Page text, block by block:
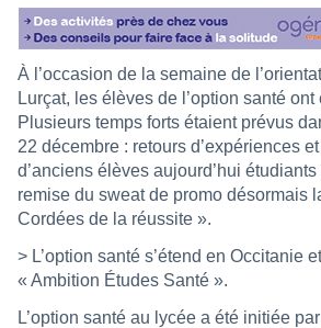
À l’occasion de la semaine de
Lurçat, les élèves de l’option santé ont
Plusieurs temps forts étaient prévus
22 décembre : retours d’expériences
d’anciens élèves aujourd’hui
remise du sweat de promo désormais
Cordées de la réussite ».
> L’option santé s’étend en Occitanie
« Ambition Études Santé ».
L’option santé au lycée a été initiée